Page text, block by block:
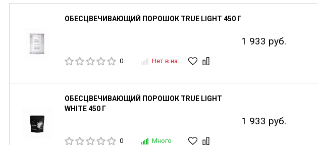
ОБЕСЦВЕЧИВАЮЩИЙ ПОРОШОК TRUE LIGHT 450 Г
0 Нет в наличии
1 933 руб.
ОБЕСЦВЕЧИВАЮЩИЙ ПОРОШОК TRUE LIGHT
WHITE 450 Г
0 Много
1 933 руб.